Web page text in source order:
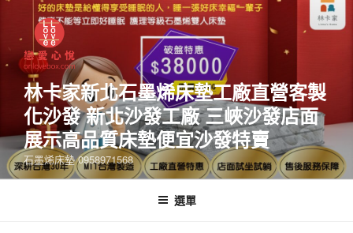
林卡家新北石墨烯床墊工廠直營客製
化沙發 新北沙發工廠 三峽沙發店面
展示高品質床墊便宜沙發特賣
石墨烯床墊 0958971568
選單